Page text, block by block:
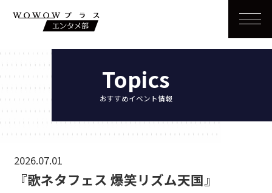
Topics
おすすめイベント情報
2026.07.01
『歌ネタフェス 爆笑リズム天国』